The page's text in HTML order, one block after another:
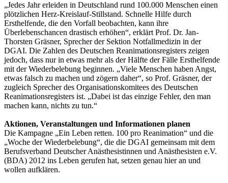
„Jedes Jahr erleiden in Deutschland rund 100.000 Menschen einen
plötzlichen Herz-Kreislauf-Stillstand. Schnelle Hilfe durch
Ersthelfende, die den Vorfall beobachten, kann ihre
Überlebenschancen drastisch erhöhen“, erklärt Prof. Dr. Jan-
Thorsten Gräsner, Sprecher der Sektion Notfallmedizin in der
DGAI. Die Zahlen des Deutschen Reanimationsregisters zeigen
jedoch, dass nur in etwas mehr als der Hälfte der Fälle Ersthelfende
mit der Wiederbelebung beginnen. „Viele Menschen haben Angst,
etwas falsch zu machen und zögern daher“, so Prof. Gräsner, der
zugleich Sprecher des Organisationskomitees des Deutschen
Reanimationsregisters ist. „Dabei ist das einzige Fehler, den man
machen kann, nichts zu tun.“
Aktionen, Veranstaltungen und Informationen planen
Die Kampagne „Ein Leben retten. 100 pro Reanimation“ und die
„Woche der Wiederbelebung“, die die DGAI gemeinsam mit dem
Berufsverband Deutscher Anästhesistinnen und Anästhesisten e.V.
(BDA) 2012 ins Leben gerufen hat, setzen genau hier an und
wollen aufklären.